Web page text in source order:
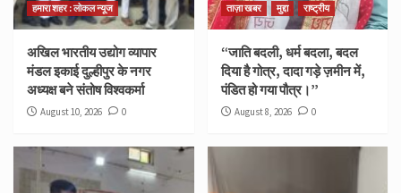
हमारा शहर : लोकल न्यूज
अखिल भारतीय उद्योग व्यापार
मंडल इकाई दुल्हीपुर के नगर
अध्यक्ष बने संतोष विश्वकर्मा
August 10, 2026 0
ताज़ा खबर मुद्दा राष्ट्रीय
“जाति बदली, धर्म बदला, बदल
दिया है गोत्र, दादा गड़े ज़मीन में,
पंडित हो गया पौत्र।”
August 8, 2026 0